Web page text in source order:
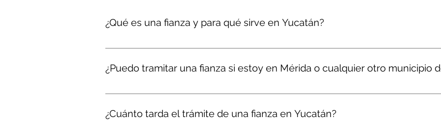
¿Qué es una fianza y para qué sirve en Yucatán?
Una fianza es un contrato que garantiza el cumplimiento de una obligación ante un tercero.
para proteger al beneficiario en caso de incumplimiento.
¿Puedo tramitar una fianza si estoy en Mérida o cualquier otro municipio
Sí. Atendemos clientes en toda la región, incluyendo Mérida, Progreso, Valladolid, Tizimín,
¿Cuánto tarda el trámite de una fianza en Yucatán?